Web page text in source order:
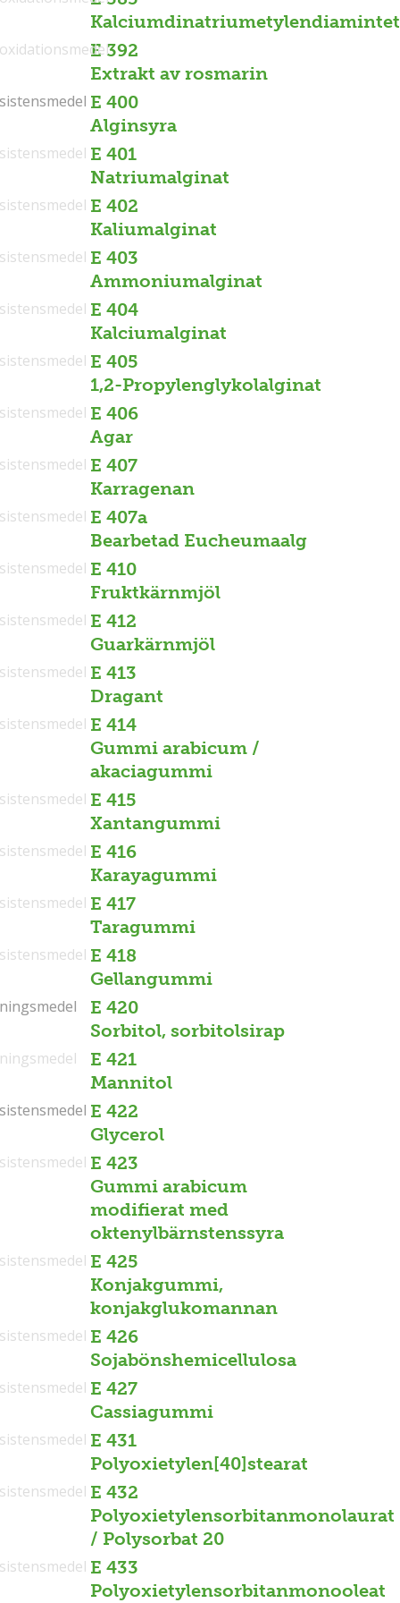
E 392
Extrakt av rosmarin
E 400
Alginsyra
E 401
Natriumalginat
E 402
Kaliumalginat
E 403
Ammoniumalginat
E 404
Kalciumalginat
E 405
1,2-Propylenglykolalginat
E 406
Agar
E 407
Karragenan
E 407a
Bearbetad Eucheumaalg
E 410
Fruktkärnmjöl
E 412
Guarkärnmjöl
E 413
Dragant
E 414
Gummi arabicum /
akaciagummi
E 415
Xantangummi
E 416
Karayagummi
E 417
Taragummi
E 418
Gellangummi
E 420
Sorbitol, sorbitolsirap
E 421
Mannitol
E 422
Glycerol
E 423
Gummi arabicum
modifierat med
oktenylbärnstenssyra
E 425
Konjakgummi,
konjakglukomannan
E 426
Sojabönshemicellulosa
E 427
Cassiagummi
E 431
Polyoxietylen[40]stearat
E 432
Polyoxietylensorbitanmonolaurat
/ Polysorbat 20
E 433
Polyoxietylensorbitanmonooleat